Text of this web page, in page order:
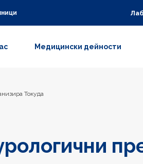
Медицински дейности
Токуда